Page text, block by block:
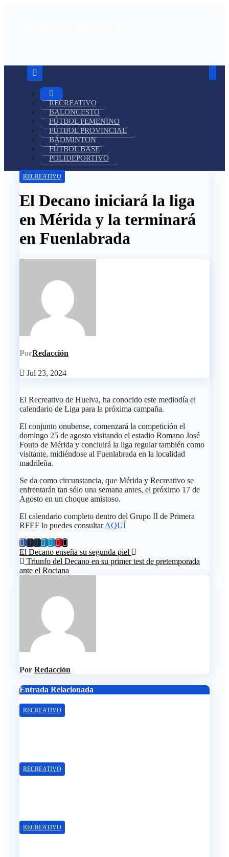
RECREATIVO
BALONCESTO
FÚTBOL FEMENINO
FÚTBOL PROVINCIAL
BÁDMINTON
FÚTBOL BASE
POLIDEPORTIVO
RECREATIVO
El Decano iniciará la liga
en Mérida y la terminará
en Fuenlabrada
PorRedacción
Jul 23, 2024
El Recreativo de Huelva, ha conocido este mediodía el
calendario de Liga para la próxima campaña.
El conjunto onubense, comenzará la competición el
domingo 25 de agosto visitando el estadio Romano José
Fouto de Mérida y concluirá la liga regular también como
visitante, midiéndose al Fuenlabrada en la localidad
madrileña.
Se da como circunstancia, que Mérida y Recreativo se
enfrentarán tan sólo una semana antes, el próximo 17 de
Agosto en un choque amistoso.
El calendario completo dentro del Grupo II de Primera
RFEF lo puedes consultarAQUÍ
Navegación
de
El Decano enseña su segunda piel
Triunfo del Decano en su primer test de pretemporada
ante el Rociana
Por Redacción
Entrada Relacionada
RECREATIVO
RECREATIVO
RECREATIVO